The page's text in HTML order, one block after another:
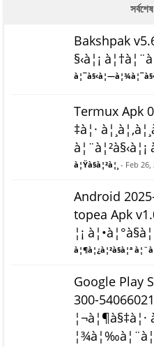
Bakshpak
§‹à¦¡
Termux Apk
‡à¦·
à¦¨à¦²à§‹à¦¡
à¦Ÿà§à¦²à¦¸ - Feb 26,
Android
topea Apk
¦¡
à¦¶à¦¿à¦²à§à¦ª
Google Play
300-
¦¬à¦¶à§‡à¦·